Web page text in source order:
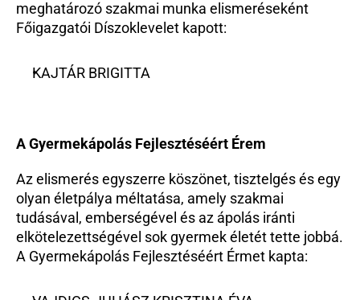
meghatározó szakmai munka elismeréseként
Főigazgatói Díszoklevelet kapott:
KAJTÁR BRIGITTA
A Gyermekápolás Fejlesztéséért Érem
Az elismerés egyszerre köszönet, tisztelgés és egy
olyan életpálya méltatása, amely szakmai
tudásával, emberségével és az ápolás iránti
elkötelezettségével sok gyermek életét tette jobbá.
A Gyermekápolás Fejlesztéséért Érmet kapta: